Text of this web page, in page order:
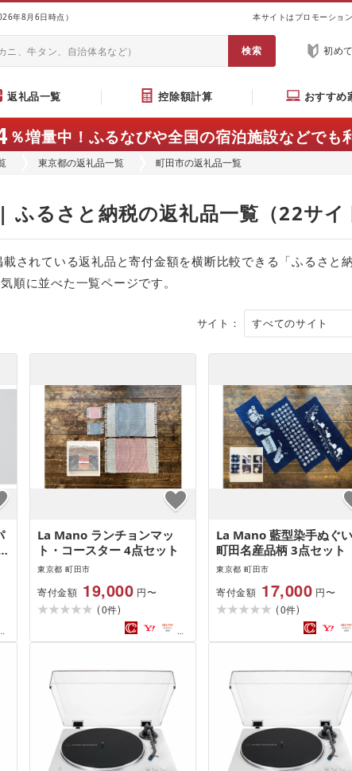
年8月6日時点） 本サイトはプロモーショ
初め
返礼品一覧 控除額計算 おすすめ
％増量中！ ふるなびや全国の宿泊施設などでも
東京都の返礼品一覧 町田市の返礼品一覧
ふるさと納税の返礼品一覧（22サイ
されている返礼品と寄付金額を横断比較できる「ふるさと納
順に並べた一覧ページです。
サイト：
La Mano ランチョンマッ
ト・コースター 4点セット
東京都 町田市
寄付金額 19,000 円〜
(0件)
La Mano 藍型染手ぬぐい
町田名産品柄 3点セット
東京都 町田市
寄付金額 17,000 円〜
(0件)